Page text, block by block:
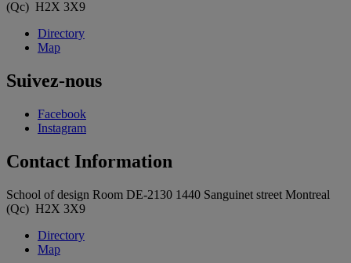
(Qc) H2X 3X9
Directory
Map
Suivez-nous
Facebook
Instagram
Contact Information
School of design Room DE-2130 1440 Sanguinet street Montreal
(Qc) H2X 3X9
Directory
Map